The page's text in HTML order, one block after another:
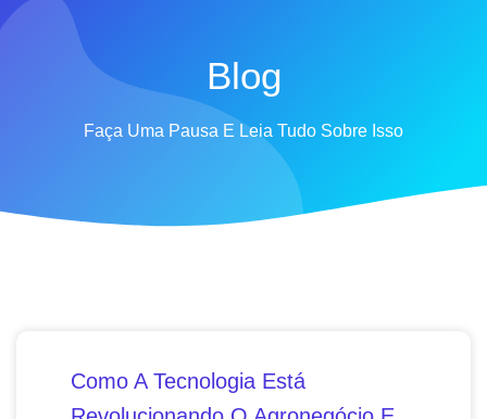
Blog
Faça Uma Pausa E Leia Tudo Sobre Isso
Como A Tecnologia Está